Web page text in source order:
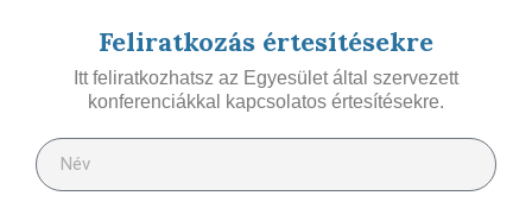
Feliratkozás értesítésekre
Itt feliratkozhatsz az Egyesület által szervezett
konferenciákkal kapcsolatos értesítésekre.